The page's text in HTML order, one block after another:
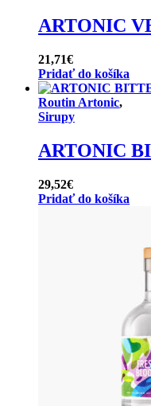
ARTONIC
21,71€
Pridať do košíka
Routin Artonic,
Sirupy
ARTONIC
29,52€
Pridať do košíka